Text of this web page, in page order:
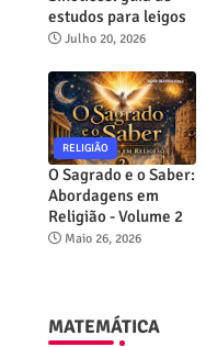
estudos para leigos
Julho 20, 2026
RELIGIÃO
O Sagrado e o Saber:
Abordagens em
Religião - Volume 2
Maio 26, 2026
MATEMÁTICA